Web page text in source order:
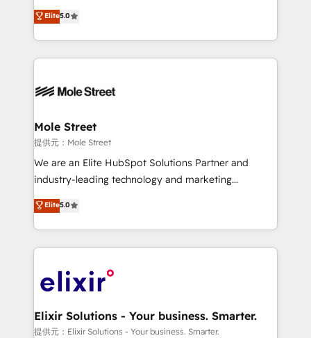
Oferecemos ainda agentes de IA especializados em
HubSpot que automatizam tarefas executam rotinas
empresas em 13 países utilizam a Nexforce. Somos
HubSpot.
HubSpot’s most experienced Agency Partners
globally, delivering complex HubSpot
implementations for 16+ years. With 700+ projects
completed across APAC and North America, we help
migrations, custom integrations, data architecture,
Salesforce, Microsoft Dynamics, and legacy CRM
migrations; custom integrations with platforms
including Ticketmaster, Ticketek, SevenRooms,
NetSuite, Snowflake, and Salesforce; HubSpot CMS
a Ticketmaster Nexus Partner, we deliver advanced
sports and events integrations in the HubSpot
include five HubSpot Academy accreditations, six
HubSpot Awards, recognition in Financial Services
Elite5.0
Mole Street
提供元：Mole Street
We are an Elite HubSpot Solutions Partner and
industry-leading technology and marketing
consultancy. Our focus is on enterprise and mid-
market B2B companies globally that want a strategic
approach to execute their goals through creative
applications of our solutions; Technical HubSpot
Design, Migrations + Integrations. Mole Street’s
greatness, which is achieved through creating
absolute clarity, derived from a well-defined
Elite5.0
Elixir Solutions - Your business. Smarter.
提供元：Elixir Solutions - Your business. Smarter.